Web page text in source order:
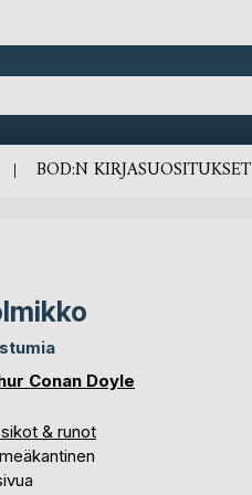
BOD:N KIRJASUOSITUKSET
Conan Doyle
& runot